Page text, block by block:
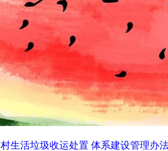
生活垃圾收运处置 体系建设管理办